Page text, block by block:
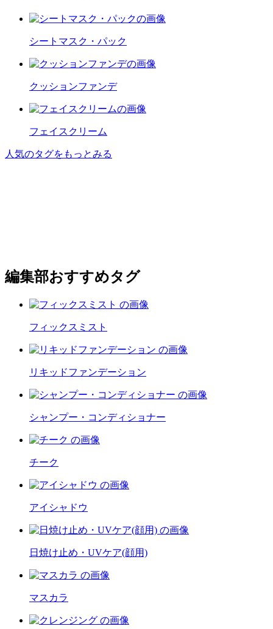
シートマスク・パック
クッションファンデ
フェイスクリーム
人気のタグをもっとみる
編集部おすすめタグ
フィックスミスト
リキッドファンデーション
シャンプー・コンディショナー
チーク
アイシャドウ
日焼け止め・UVケア(顔用)
マスカラ